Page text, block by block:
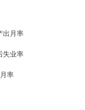
出月率
失业率
率